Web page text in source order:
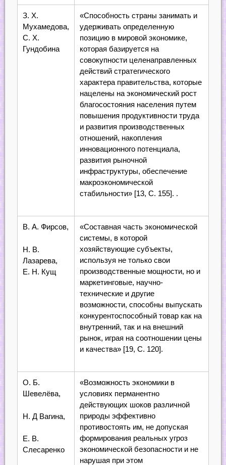
З. Х.
Мухамедова,
С. Х.
Гундобина
«Способность страны занимать и
удерживать определенную
позицию в мировой экономике,
которая базируется на
совокупности целенаправленных
действий стратегического
характера правительства, которые
нацелены на экономический рост
благосостояния населения путем
повышения продуктивности труда
и развития производственных
отношений, накопления
инновационного потенциала,
развития рыночной
инфраструктуры, обеспечение
макроэкономической
стабильности» [13, С. 155]. .
В. А. Фирсов,
Н. В.
Лазарева,
Е. Н. Кущ
«Составная часть экономической
системы, в которой
хозяйствующие субъекты,
используя не только свои
производственные мощности, но и
маркетинговые, научно-
технические и другие
возможности, способны выпускать
конкурентоспособный товар как на
внутренний, так и на внешний
рынок, играя на соотношении цены
и качества» [19, С. 120].
О. Б.
Шевелёва,
Н. Д Вагина,
Е. В.
Слесаренко
«Возможность экономики в
условиях перманентно
действующих шоков различной
природы эффективно
противостоять им, не допуская
формирования реальных угроз
экономической безопасности и не
нарушая при этом